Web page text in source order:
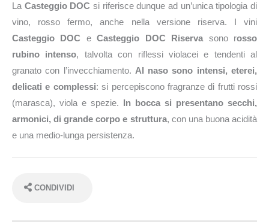
La Casteggio DOC si riferisce dunque ad un’unica tipologia di
vino, rosso fermo, anche nella versione riserva. I vini
Casteggio DOC eCasteggio DOC Riserva sono rosso
rubino intenso, talvolta con riflessi violacei e tendenti al
granato con l’invecchiamento. Al naso sono intensi, eterei,
delicati e complessi: si percepiscono fragranze di frutti rossi
(marasca), viola e spezie. In bocca si presentano secchi,
armonici, di grande corpo e struttura, con una buona acidità
e una medio-lunga persistenza.
CONDIVIDI